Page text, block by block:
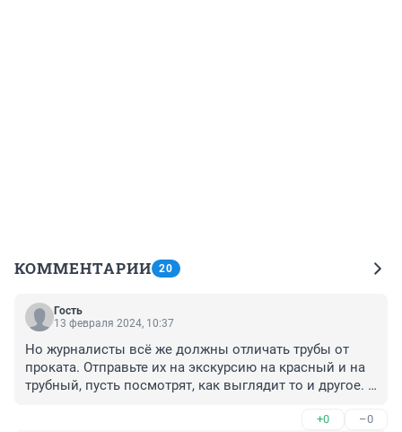
КОММЕНТАРИИ 20
Гость
13 февраля 2024, 10:37
Но журналисты всё же должны отличать трубы от
проката. Отправьте их на экскурсию на красный и на
трубный, пусть посмотрят, как выглядит то и другое.
+0 –0